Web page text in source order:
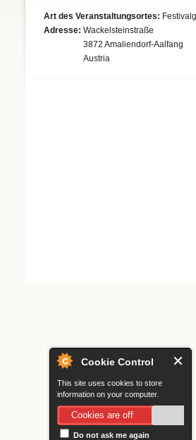
Cookie Control
This site uses cookies to store
information on your computer.
Cookies are off
Do not ask me again
Art des Veranstaltungsortes:
Adresse: Wackelsteinstraße
3872 Amaliendorf-Aalfang
Austria